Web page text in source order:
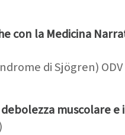
con la Medicina
di Sjögren) ODV
muscolare